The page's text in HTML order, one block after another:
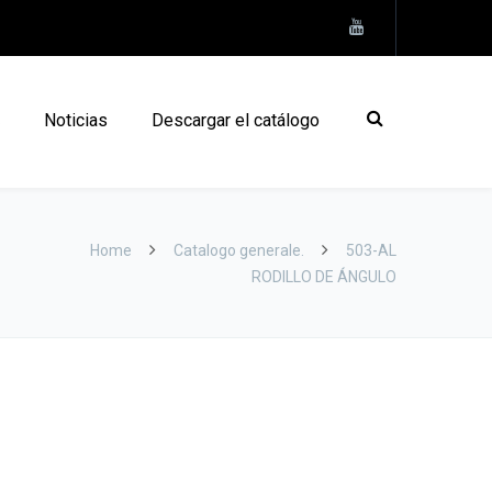
Noticias Descargar el catálogo
Home Catalogo generale.
503-AL
RODILLO DE ÁNGULO